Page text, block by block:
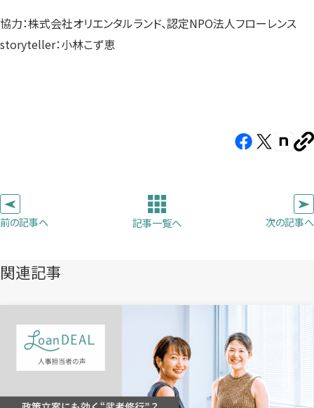
協力：株式会社オリエンタルランド、認定NPO法人フローレンス
storyteller：小林こず恵
Facebook（新
す）
X（新
す）
note（新
で
ー
前の記事へ 記事一覧へ 次の記事へ
関連記事